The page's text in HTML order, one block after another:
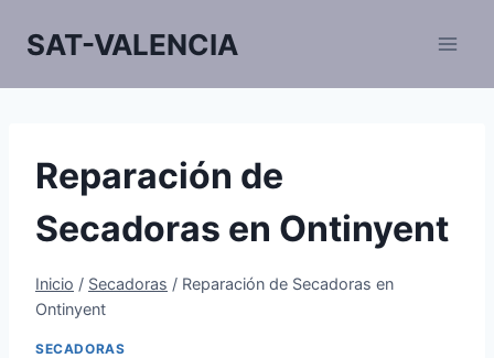
SAT-VALENCIA
Reparación de
Secadoras en Ontinyent
Inicio / Secadoras / Reparación de Secadoras en
Ontinyent
SECADORAS